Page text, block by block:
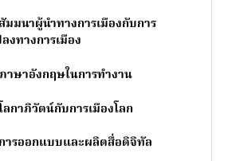
มมนาผู้นำทางการเมืองกับการ
งทางการเมือง
ภาษาอังกฤษในการทำงาน
ลกาภิวัตน์กับการเมืองโลก
การออกแบบและผลิตสื่อดิจิทัล